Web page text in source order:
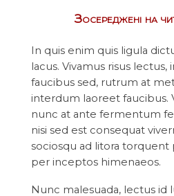
Зосереджені на
In quis enim quis ligula
lacus. Vivamus risus
faucibus sed, rutrum at
interdum laoreet faucibus.
nunc at ante fermentum
nisi sed est consequat
sociosqu ad litora torquent
per inceptos himenaeos.
Nunc malesuada, lectus id